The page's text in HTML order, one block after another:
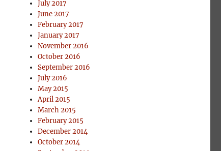
July 2017
June 2017
February 2017
January 2017
November 2016
October 2016
September 2016
July 2016
May 2015
April 2015
March 2015
February 2015
December 2014
October 2014